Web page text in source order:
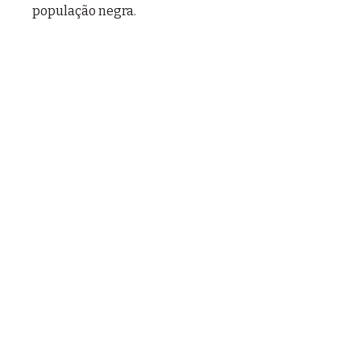
população negra.